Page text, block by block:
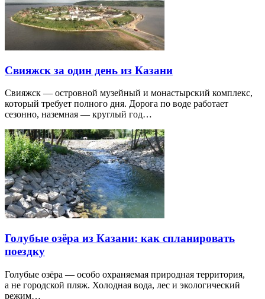
Свияжск за один день из Казани
Свияжск — островной музейный и монастырский комплекс,
который требует полного дня. Дорога по воде работает
сезонно, наземная — круглый год…
Голубые озёра из Казани: как спланировать
поездку
Голубые озёра — особо охраняемая природная территория,
а не городской пляж. Холодная вода, лес и экологический
режим…